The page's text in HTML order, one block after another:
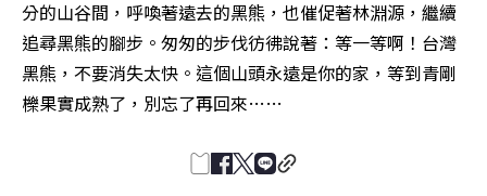
分的山谷間，呼喚著遠去的黑熊，也催促著林淵源，繼續
追尋黑熊的腳步。匆匆的步伐彷彿說著：等一等啊！台灣
黑熊，不要消失太快。這個山頭永遠是你的家，等到青剛
櫟果實成熟了，別忘了再回來……